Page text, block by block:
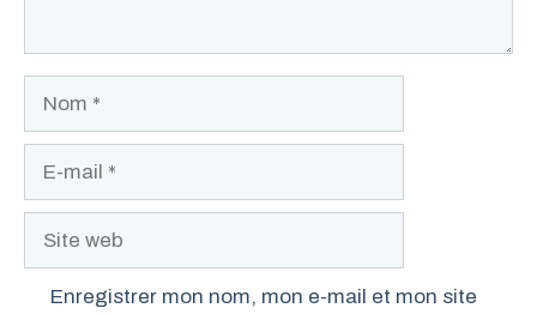
Enregistrer mon nom, mon e-mail et mon site